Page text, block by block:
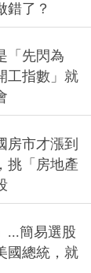
錯了？
「先閃為
工指數」就
房市才漲到
挑「房地產
...簡易選股
國總統，就